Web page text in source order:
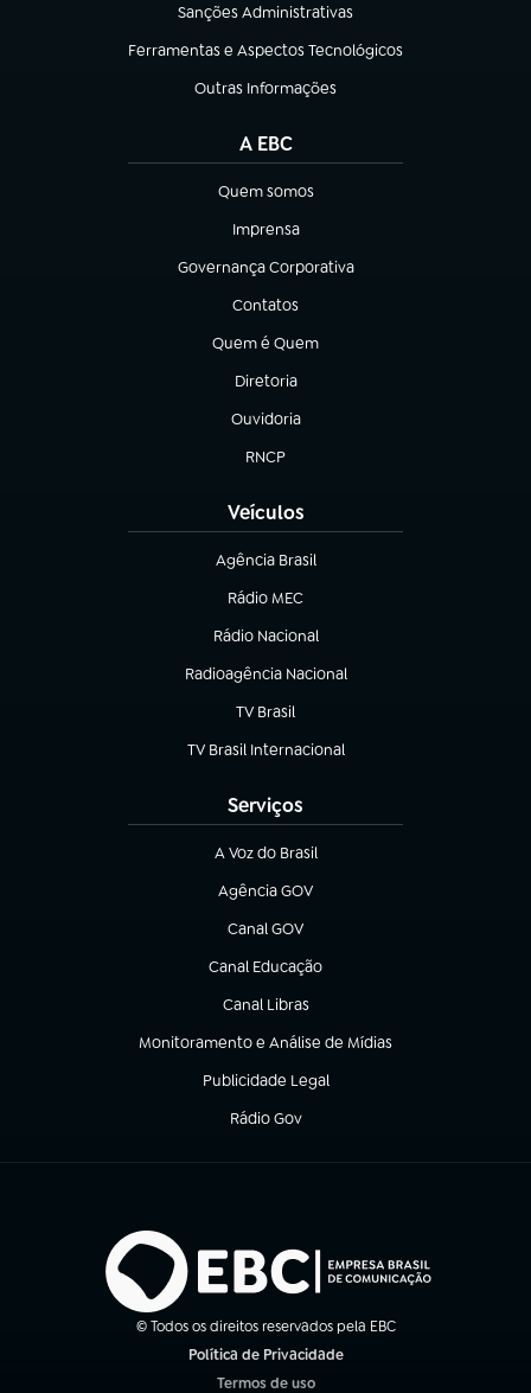
Sanções Administrativas
(abre em nova aba)
Ferramentas e Aspectos Tecnológicos
(abre em nova aba)
Outras Informações
(abre em nova aba)
A EBC
Quem somos
(abre em nova aba)
Imprensa
(abre em nova aba)
Governança Corporativa
(abre em nova aba)
Contatos
(abre em nova aba)
Quem é Quem
(abre em nova aba)
Diretoria
(abre em nova aba)
Ouvidoria
(abre em nova aba)
RNCP
(abre em nova aba)
Veículos
Agência Brasil
(abre em nova aba)
Rádio MEC
(abre em nova aba)
Rádio Nacional
Radioagência Nacional
(abre em nova aba)
TV Brasil
(abre em nova aba)
TV Brasil Internacional
(abre em nova aba)
Serviços
A Voz do Brasil
(abre em nova aba)
Agência GOV
(abre em nova aba)
Canal GOV
(abre em nova aba)
Canal Educação
(abre em nova aba)
Canal Libras
(abre em nova aba)
Monitoramento e Análise de Mídias
(abre em nova aba)
Publicidade Legal
(abre em nova aba)
Rádio Gov
(abre em nova aba)
© Todos os direitos reservados pela EBC
Política de Privacidade
Termos de uso